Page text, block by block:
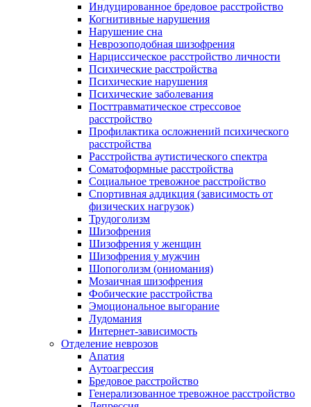
Индуцированное бредовое расстройство
Когнитивные нарушения
Нарушение сна
Неврозоподобная шизофрения
Нарциссическое расстройство личности
Психические расстройства
Психические нарушения
Психические заболевания
Посттравматическое стрессовое
расстройство
Профилактика осложнений психического
расстройства
Расстройства аутистического спектра
Соматоформные расстройства
Социальное тревожное расстройство
Спортивная аддикция (зависимость от
физических нагрузок)
Трудоголизм
Шизофрения
Шизофрения у женщин
Шизофрения у мужчин
Шопоголизм (ониомания)
Мозаичная шизофрения
Фобические расстройства
Эмоциональное выгорание
Лудомания
Интернет-зависимость
Отделение неврозов
Апатия
Аутоагрессия
Бредовое расстройство
Генерализованное тревожное расстройство